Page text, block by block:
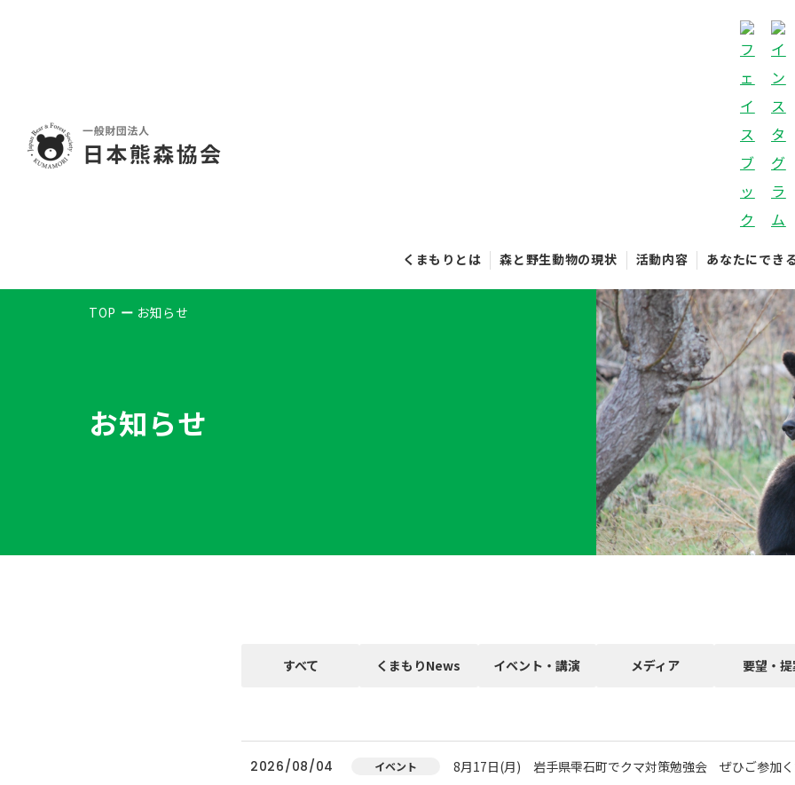
くまもりとは 森と野生動物の現状 活動内容 あなたにでき
TOP お知らせ
お知らせ
すべて くまもりNews イベント・講演 メディア 要望・
2026/08/04 イベント 8月17日(月) 岩手県雫石町でクマ対策勉強会 ぜひご参加